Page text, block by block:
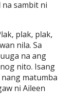
na sambit ni
plak, plak,
nila. Sa
na ang
nito. Isang
matumba
ni Aileen